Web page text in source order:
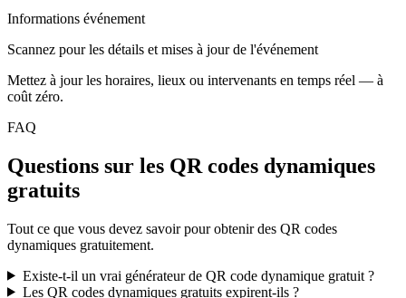
Informations événement
Scannez pour les détails et mises à jour de l'événement
Mettez à jour les horaires, lieux ou intervenants en temps réel — à
coût zéro.
FAQ
Questions sur les QR codes dynamiques
gratuits
Tout ce que vous devez savoir pour obtenir des QR codes
dynamiques gratuitement.
Existe-t-il un vrai générateur de QR code dynamique gratuit ?
Les QR codes dynamiques gratuits expirent-ils ?